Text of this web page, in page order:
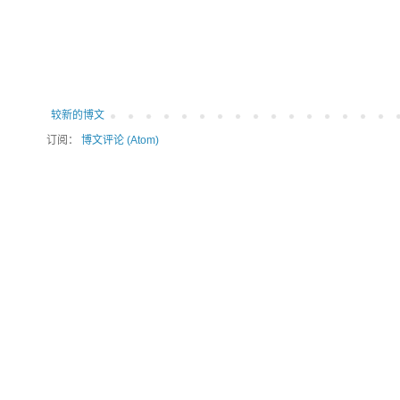
较新的博文
订阅： 博文评论 (Atom)